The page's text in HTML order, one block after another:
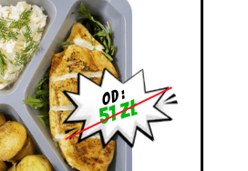
od :
51 zł